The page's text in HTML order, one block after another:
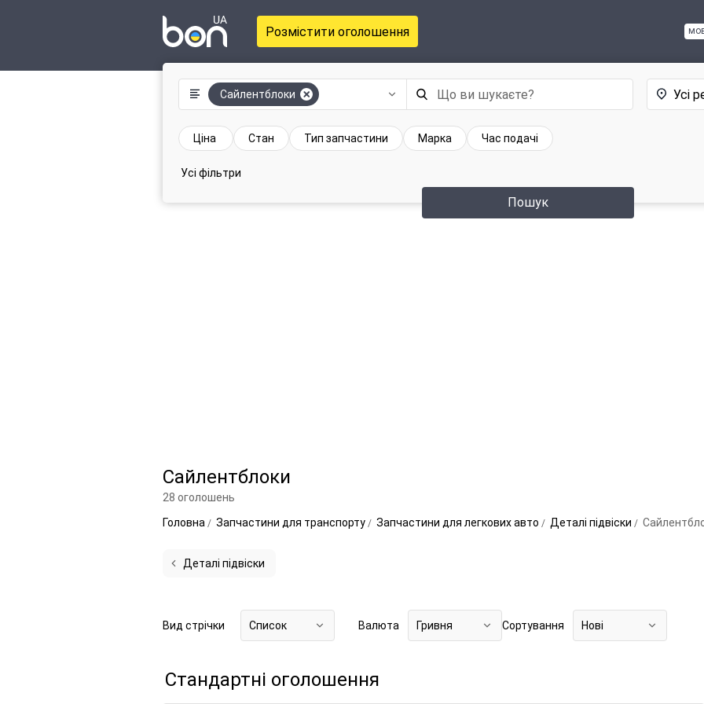
Розмістити оголошення
Сайлентблоки Усі
Пошук
Ціна Стан Тип запчастини Марка Час подачі
Усі фільтри
Сайлентблоки
28 оголошень
Головна
Запчастини для транспорту Запчастини для легкових авто Деталі підвіски
Деталі підвіски
Вид стрічки Список Валюта Гривня Сортування Нові
Стандартні оголошення